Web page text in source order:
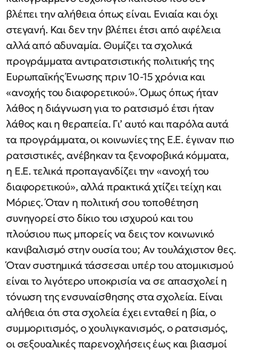
βλέπει την αλήθεια όπως είναι. Ενιαία και όχι
στεγανή. Και δεν την βλέπει έτσι από αφέλεια
αλλά από αδυναμία. Θυμίζει τα σχολικά
προγράμματα αντιρατσιστικής πολιτικής της
Ευρωπαϊκής Ένωσης πριν 10-15 χρόνια και
«ανοχής του διαφορετικού». Όμως όπως ήταν
λάθος η διάγνωση για το ρατσισμό έτσι ήταν
λάθος και η θεραπεία. Γι’ αυτό και παρόλα αυτά
τα προγράμματα, οι κοινωνίες της Ε.Ε. έγιναν πιο
ρατσιστικές, ανέβηκαν τα ξενοφοβικά κόμματα,
η Ε.Ε. τελικά προπαγανδίζει την «ανοχή του
διαφορετικού», αλλά πρακτικά χτίζει τείχη και
Μόριες. Όταν η πολιτική σου τοποθέτηση
συνηγορεί στο δίκιο του ισχυρού και του
πλούσιου πως μπορείς να δεις τον κοινωνικό
κανιβαλισμό στην ουσία του; Αν τουλάχιστον θες.
Όταν συστημικά τάσσεσαι υπέρ του ατομικισμού
είναι το λιγότερο υποκρισία να σε απασχολεί η
τόνωση της ενσυναίσθησης στα σχολεία. Είναι
αλήθεια ότι στα σχολεία έχει ενταθεί η βία, ο
συμμοριτισμός, ο χουλιγκανισμός, ο ρατσισμός,
οι σεξουαλικές παρενοχλήσεις έως και βιασμοί